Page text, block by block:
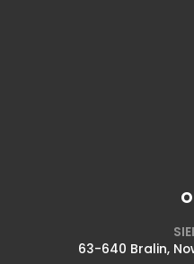
63-640 Bralin,